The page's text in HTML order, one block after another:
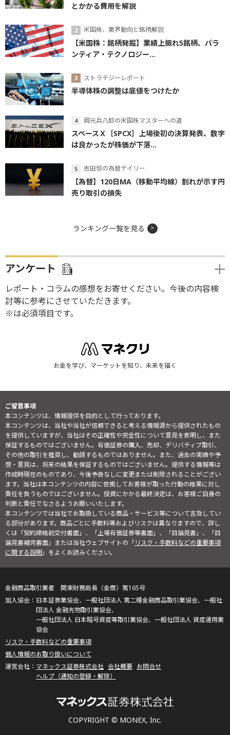
とかかる費用を解説
米国株、業界動向と銘柄解説
【米国株：銘柄発掘】業績上振れ5銘柄、パラ
ンティア・テクノロジー...
ストラテジーレポート
半導体株の調整は底値をつけたか
岡元兵八郎の米国株マスターへの道
スペースＸ［SPCX］上場後初の決算発表、数字
は良かったが株価が下落...
吉田恒の為替デイリー
【為替】120日MA（移動平均線）割れが示す円
売り取引の損失
ランキング一覧を見る
アンケート
レポート・コラムの感想をお寄せください。今後の内容検
討等に参考にさせていただきます。
※は必須項目です。
お金を学び、マーケットを知り、未来を描く
ご留意事項
本コンテンツは、情報提供を目的として行っております。
本コンテンツは、当社や当社が信頼できると考える情報源から提供されたもの
を提供していますが、当社はその正確性や完全性について意見を表明し、また
保証するものではございません。有価証券の購入、売却、デリバティブ取引、
その他の取引を推奨し、勧誘するものではありません。また、過去の実績や予
想・意見は、将来の結果を保証するものではございません。提供する情報等は
作成時現在のものであり、今後予告なしに変更または削除されることがござい
ます。当社は本コンテンツの内容に依拠してお客様が取った行動の結果に対し
責任を負うものではございません。投資にかかる最終決定は、お客様ご自身の
判断と責任でなさるようお願いいたします。
本コンテンツでは当社でお取扱している商品・サービス等について言及してい
る部分があります。商品ごとに手数料等およびリスクは異なりますので、詳し
くは「契約締結前交付書面」、「上場有価証券等書面」、「目論見書」、「目
論見書補完書面」または当社ウェブサイトの「リスク・手数料などの重要事項
に関する説明」をよくお読みください。
COPYRIGHT © MONEX, Inc.
金融商品取引業者 関東財務局長（金商）第165号
日本証券業協会、一般社団法人 第二種金融商品取引業協会、一般社
団法人 金融先物取引業協会、
一般社団法人 日本暗号資産等取引業協会、一般社団法人 資産運用業
協会
リスク・手数料などの重要事項
個人情報のお取り扱いについて
マネックス証券株式会社 会社概要 お問合せ
ヘルプ（通知の登録・解除）